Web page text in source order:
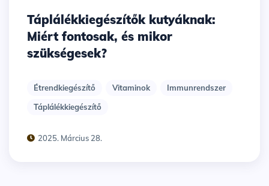
Táplálékkiegészítők kutyáknak:
Miért fontosak, és mikor
szükségesek?
Étrendkiegészítő Vitaminok
Immunrendszer
Táplálékkiegészítő
2025. Március 28.